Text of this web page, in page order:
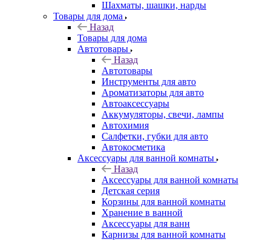
Шахматы, шашки, нарды
Товары для дома
Назад
Товары для дома
Автотовары
Назад
Автотовары
Инструменты для авто
Ароматизаторы для авто
Автоаксессуары
Аккумуляторы, свечи, лампы
Автохимия
Салфетки, губки для авто
Автокосметика
Аксессуары для ванной комнаты
Назад
Аксессуары для ванной комнаты
Детская серия
Корзины для ванной комнаты
Хранение в ванной
Аксессуары для ванн
Карнизы для ванной комнаты